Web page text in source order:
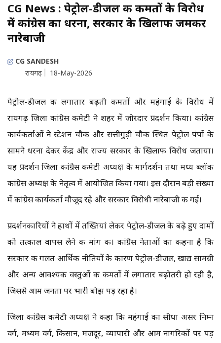
CG News : पेट्रोल-डीजल की कीमतों के विरोध
में कांग्रेस का धरना, सरकार के खिलाफ जमकर
नारेबाजी
CG SANDESH
रायगढ़
18-May-2026
पेट्रोल-डीजल की लगातार बढ़ती कीमतों और महंगाई के विरोध में
रायगढ़ जिला कांग्रेस कमेटी ने शहर में जोरदार प्रदर्शन किया। कांग्रेस
कार्यकर्ताओं ने स्टेशन चौक और सत्तीगुड़ी चौक स्थित पेट्रोल पंपों के
सामने धरना देकर केंद्र और राज्य सरकार के खिलाफ विरोध जताया।
यह प्रदर्शन जिला कांग्रेस कमेटी अध्यक्ष के मार्गदर्शन तथा मध्य ब्लॉक
कांग्रेस अध्यक्ष के नेतृत्व में आयोजित किया गया। इस दौरान बड़ी संख्या
में कांग्रेस कार्यकर्ता मौजूद रहे और सरकार विरोधी नारेबाजी की गई।
प्रदर्शनकारियों ने हाथों में तख्तियां लेकर पेट्रोल-डीजल के बढ़े हुए दामों
को तत्काल वापस लेने की मांग की। कांग्रेस नेताओं का कहना है कि
सरकार की गलत आर्थिक नीतियों के कारण पेट्रोल-डीजल, खाद्य सामग्री
और अन्य आवश्यक वस्तुओं की कीमतों में लगातार बढ़ोतरी हो रही है,
जिससे आम जनता पर भारी बोझ पड़ रहा है।
जिला कांग्रेस कमेटी अध्यक्ष ने कहा कि महंगाई का सीधा असर निम्न
वर्ग, मध्यम वर्ग, किसान, मजदूर, व्यापारी और आम नागरिकों पर पड़